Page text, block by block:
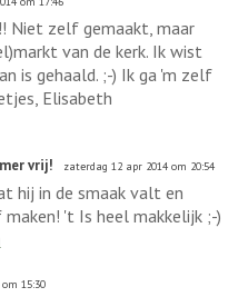
Niet zelf gemaakt, maar
van de kerk. Ik wist
is gehaald. ;-) Ik ga 'm zelf
Elisabeth
vrij! zaterdag 12 apr 2014 om 20:54
hij in de smaak valt en
't Is heel makkelijk ;-)
15:30